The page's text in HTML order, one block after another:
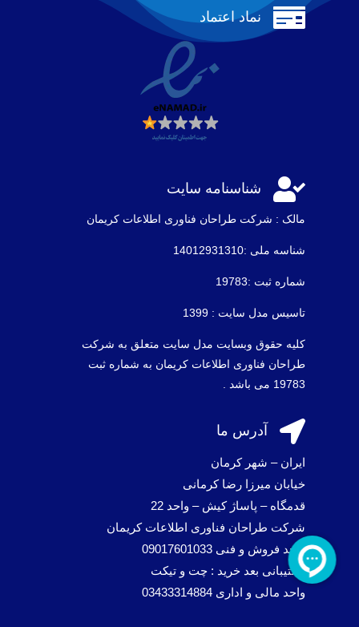
 نماد اعتماد
 شناسنامه سایت
مالک : شرکت طراحان فناوری اطلاعات كريمان
شناسه ملی :14012931310
شماره ثبت :19783
تاسیس مدل سایت : 1399
کلیه حقوق وبسایت مدل سایت متعلق به شرکت
طراحان فناوری اطلاعات کریمان به شماره ثبت
19783 می باشد .
 آدرس ما
ایران – شهر کرمان
خیابان میرزا رضا کرمانی
قدمگاه – پاساژ کیش – واحد 22
شرکت طراحان فناوری اطلاعات کریمان
واحد فروش و فنی 09017601033
پشتیبانی بعد خرید : چت و تیکت
واحد مالی و اداری 03433314884